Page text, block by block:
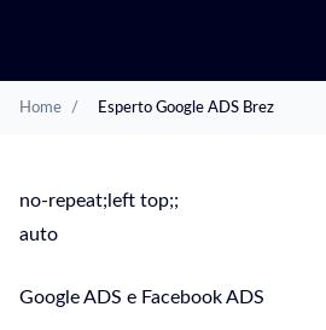
Home / Esperto Google ADS Brez
no-repeat;left top;;
auto
Google ADS e Facebook ADS